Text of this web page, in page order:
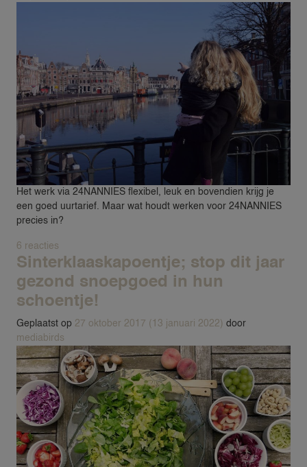
24AROUND
24VILLAS
Het werk via 24NANNIES flexibel, leuk en bovendien krijg je
een goed uurtarief. Maar wat houdt werken voor 24NANNIES
precies in?
6 reacties
Sinterklaaskapoentje; stop dit jaar
gezond snoepgoed in hun
schoentje!
Geplaatst op 27 oktober 2017 (13 januari 2022) door
mediabirds